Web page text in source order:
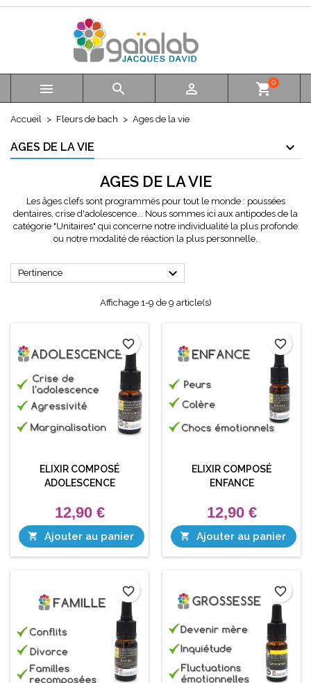
   shopping_cart0
Accueil Fleurs de bach Ages de la vie
AGES DE LA VIE
AGES DE LA VIE
Les âges clefs sont programmés pour tout le monde : poussées
dentaires, crise d'adolescence... Nous sommes ici aux antipodes de la
catégorie "Unitaires" qui concerne notre individualité la plus profonde
ou notre modalité de réaction la plus personnelle.
Pertinence 
Affichage 1-9 de 9 article(s)
ELIXIR COMPOSÉ
ADOLESCENCE
12,90 €
 Ajouter au panier
favorite_border
ELIXIR COMPOSÉ
ENFANCE
12,90 €
 Ajouter au panier
favorite_border
favorite_border favorite_border
Mes listes d'envies
Créer une nouvelle liste
((modalTitle))
((confirmMessage))
Créer une liste d'envies
Créer une liste d'envies
Connexion
Vous devez être connecté pour ajouter des produits à
votre liste d'envies.